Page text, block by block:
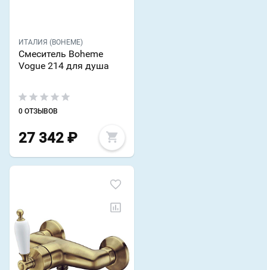
ИТАЛИЯ (BOHEME)
Смеситель Boheme
Vogue 214 для душа
0 ОТЗЫВОВ
27 342 ₽